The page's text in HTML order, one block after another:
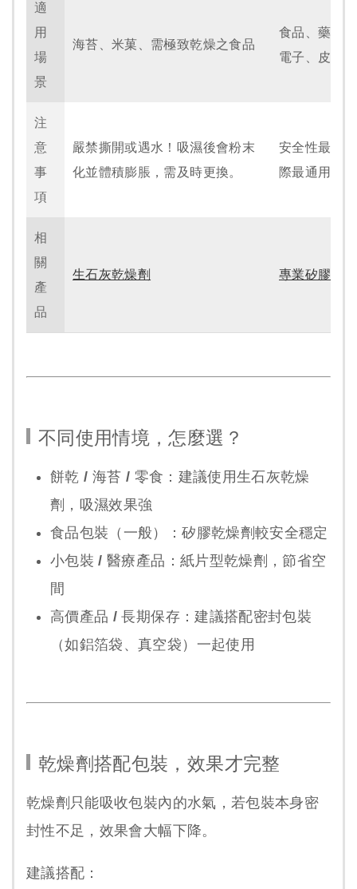
適
用
場
景
海苔、米菓、需極致乾燥之食品
食品、藥品
電子、皮革
注
意
事
項
嚴禁撕開或遇水！ 吸濕後會粉末
化並體積膨脹，需及時更換。
安全性最高
際最通用的
相
關
產
品
生石灰乾燥劑 專業矽膠乾
不同使用情境，怎麼選？
餅乾 / 海苔 / 零食： 建議使用生石灰乾燥
劑，吸濕效果強
食品包裝（一般）：矽膠乾燥劑較安全穩定
小包裝 / 醫療產品： 紙片型乾燥劑，節省空
間
高價產品 / 長期保存：建議搭配密封包裝
（如鋁箔袋、真空袋）一起使用
乾燥劑搭配包裝，效果才完整
乾燥劑只能吸收包裝內的水氣，若包裝本身密
封性不足，效果會大幅下降。
建議搭配：